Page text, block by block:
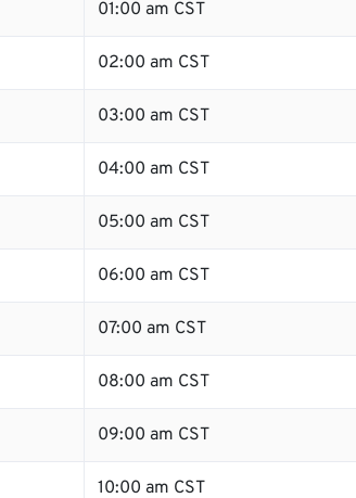
01:00 am CST
02:00 am CST
03:00 am CST
04:00 am CST
05:00 am CST
06:00 am CST
07:00 am CST
08:00 am CST
09:00 am CST
10:00 am CST